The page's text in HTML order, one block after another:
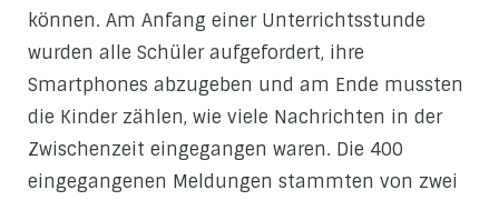
können. Am Anfang einer Unterrichtsstunde
wurden alle Schüler aufgefordert, ihre
Smartphones abzugeben und am Ende mussten
die Kinder zählen, wie viele Nachrichten in der
Zwischenzeit eingegangen waren. Die 400
eingegangenen Meldungen stammten von zwei